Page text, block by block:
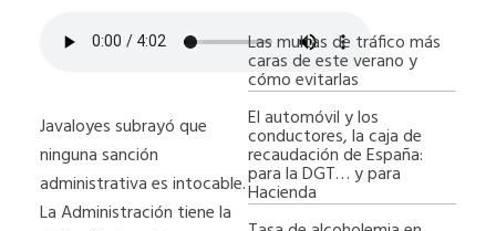
Javaloyes subrayó que
ninguna sanción
administrativa es intocable.
La Administración tiene la
Las multas de tráfico más
caras de este verano y
cómo evitarlas
El automóvil y los
conductores, la caja de
recaudación de España:
para la DGT… y para
Hacienda